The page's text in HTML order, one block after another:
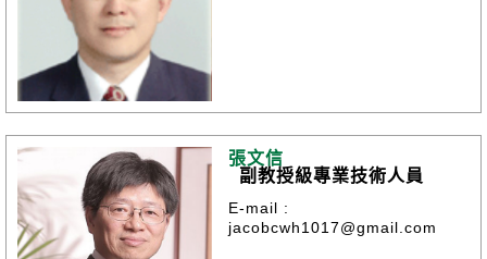
張文信
副教授級專業技術人員
E-mail :
jacobcwh1017@gmail.com